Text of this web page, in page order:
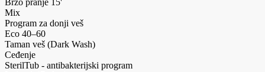
Mix
Program za donji veš
Eco 40–60
Taman veš (Dark Wash)
Ceđenje
SterilTub - antibakterijski program